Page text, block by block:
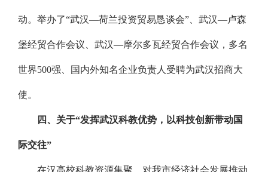
动。举办了“武汉—荷兰投资贸易恳谈会”、武汉—卢森
堡经贸合作会议、武汉—摩尔多瓦经贸合作会议，多名
世界500强、国内外知名企业负责人受聘为武汉招商大
使。
四、关于“发挥武汉科教优势，以科技创新带动国
际交往”
在汉高校科教资源集聚，对我市经济社会发展推动